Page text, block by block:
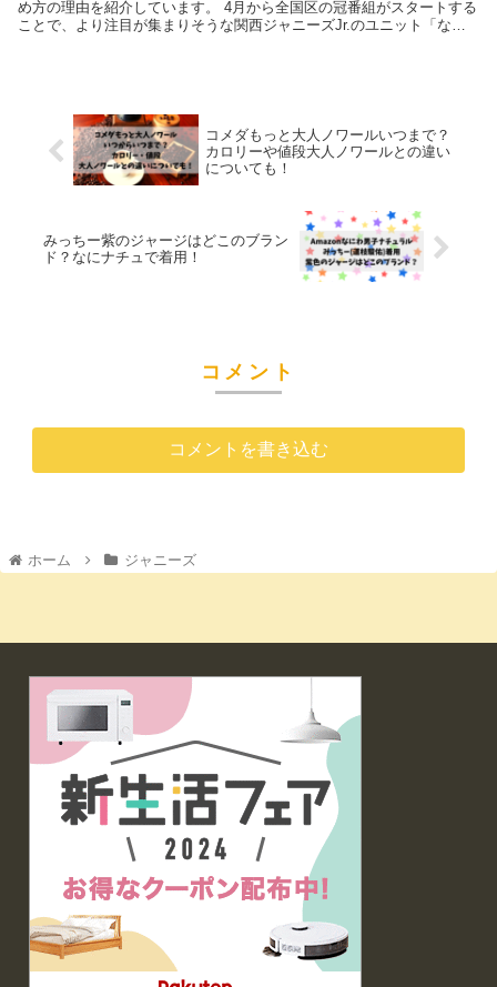
め方の理由を紹介しています。 4月から全国区の冠番組がスタートする
ことで、より注目が集まりそうな関西ジャニーズJr.のユニット「なに
コメダもっと大人ノワールいつまで？
カロリーや値段大人ノワールとの違い
についても！
みっちー紫のジャージはどこのブラン
ド？なにナチュで着用！
コメント
コメントを書き込む
ホーム ジャニーズ